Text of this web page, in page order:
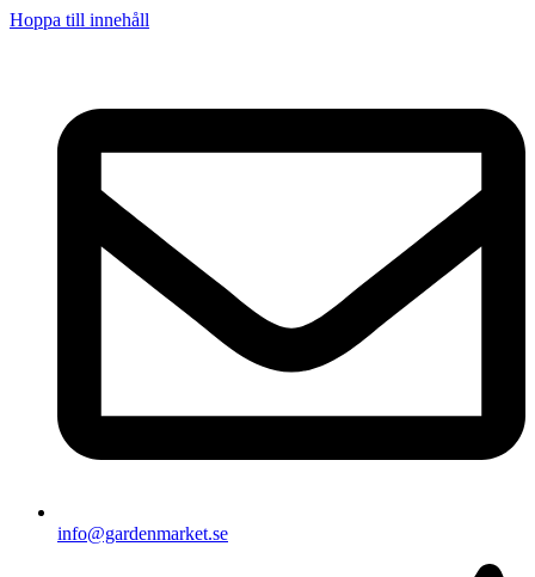
Hoppa till innehåll
info@gardenmarket.se